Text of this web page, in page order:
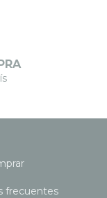
frecuentes